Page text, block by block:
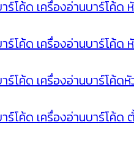
ร์โค้ด เครื่องอ่านบาร์โค้ด
ร์โค้ด เครื่องอ่านบาร์โค้ด
ร์โค้ด เครื่องอ่านบาร์โค้ด
ร์โค้ด เครื่องอ่านบาร์โค้ด